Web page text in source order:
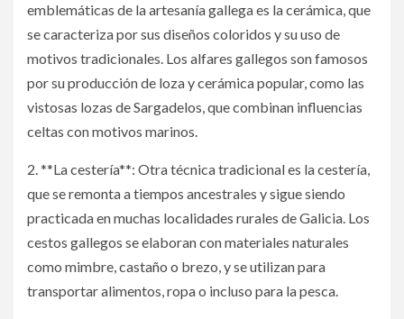
emblemáticas de la artesanía gallega es la cerámica, que
se caracteriza por sus diseños coloridos y su uso de
motivos tradicionales. Los alfares gallegos son famosos
por su producción de loza y cerámica popular, como las
vistosas lozas de Sargadelos, que combinan influencias
celtas con motivos marinos.
2. **La cestería**: Otra técnica tradicional es la cestería,
que se remonta a tiempos ancestrales y sigue siendo
practicada en muchas localidades rurales de Galicia. Los
cestos gallegos se elaboran con materiales naturales
como mimbre, castaño o brezo, y se utilizan para
transportar alimentos, ropa o incluso para la pesca.